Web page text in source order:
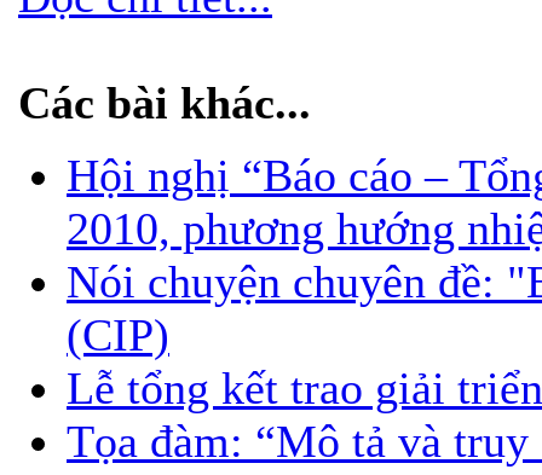
Các bài khác...
Hội nghị “Báo cáo –
2010, phương hướng
Nói chuyện chuyên đề:
(CIP)
Lễ tổng kết trao giải
Tọa đàm: “Mô tả và